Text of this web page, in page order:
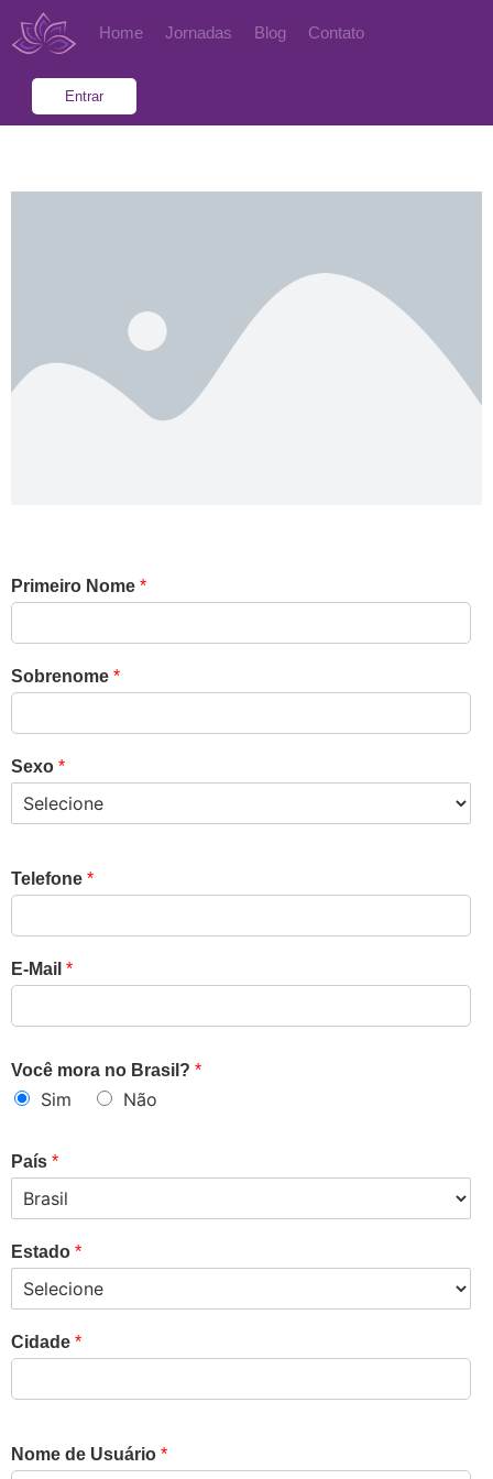
Home Jornadas Blog Contato
Entrar
Primeiro Nome *
Sobrenome *
Sexo *
Telefone *
E-Mail *
Você mora no Brasil? *
Sim Não
País *
Estado *
Cidade *
Nome de Usuário *